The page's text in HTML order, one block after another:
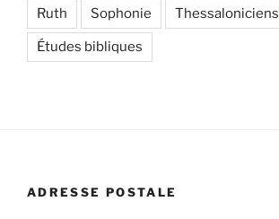
Ruth Sophonie Thessaloniciens
Études bibliques
ADRESSE POSTALE